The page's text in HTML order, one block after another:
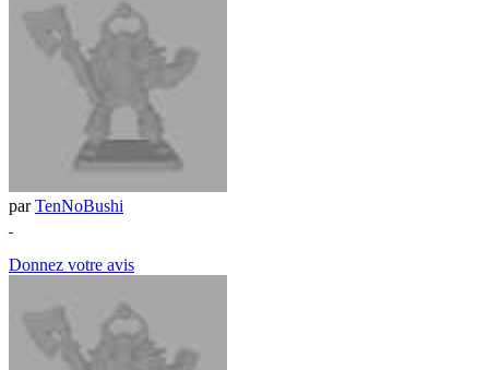
parTenNoBushi
Donnez votre avis